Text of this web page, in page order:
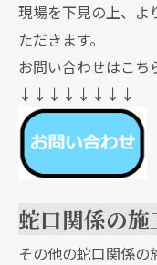
現場を下見の上、よ
ただきます。
お問い合わせはこち
↓↓↓↓↓↓↓↓
蛇口関係の
その他の蛇口関係の